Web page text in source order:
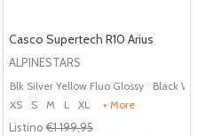
Nero Carb Argento Nero lucido
Casco Supertech R10 Arius
ALPINESTARS
Blk Silver Yellow Fluo Glossy
Black
XS
S M L XL + More
Listino €1 199,95